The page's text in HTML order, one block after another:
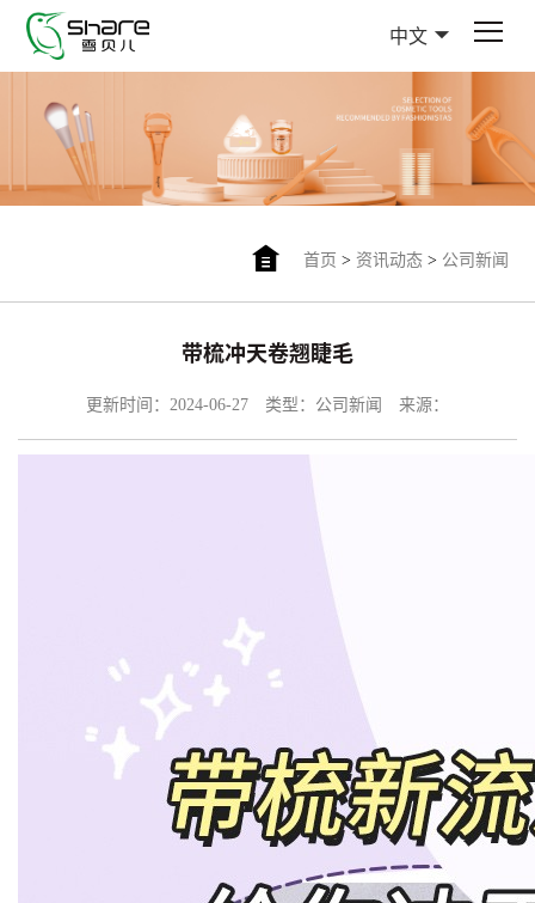
中文
首页 > 资讯动态> 公司新闻
带梳冲天卷翘睫毛
更新时间：2024-06-27 类型：公司新闻 来源：